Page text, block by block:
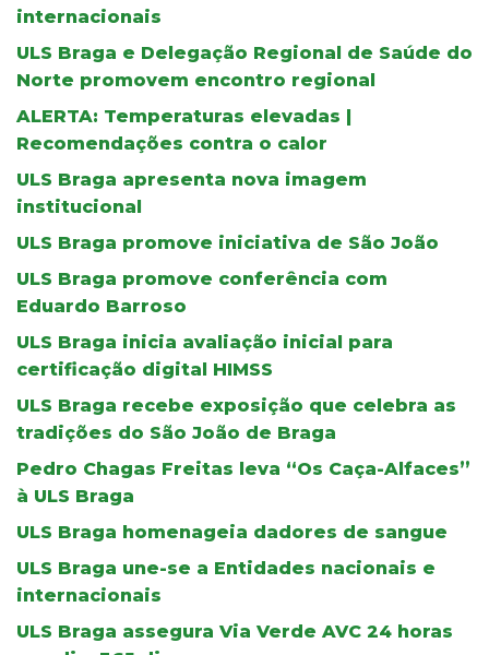
internacionais
ULS Braga e Delegação Regional de Saúde do
Norte promovem encontro regional
ALERTA: Temperaturas elevadas |
Recomendações contra o calor
ULS Braga apresenta nova imagem
institucional
ULS Braga promove iniciativa de São João
ULS Braga promove conferência com
Eduardo Barroso
ULS Braga inicia avaliação inicial para
certificação digital HIMSS
ULS Braga recebe exposição que celebra as
tradições do São João de Braga
Pedro Chagas Freitas leva “Os Caça-Alfaces”
à ULS Braga
ULS Braga homenageia dadores de sangue
ULS Braga une-se a Entidades nacionais e
internacionais
ULS Braga assegura Via Verde AVC 24 horas